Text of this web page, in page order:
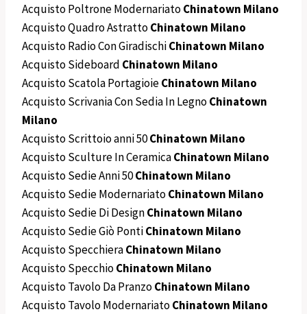
Acquisto Poltrone ModernariatoChinatown Milano
Acquisto Quadro AstrattoChinatown Milano
Acquisto Radio Con GiradischiChinatown Milano
Acquisto Sideboard Chinatown Milano
Acquisto Scatola PortagioieChinatown Milano
Acquisto Scrivania Con Sedia In LegnoChinatown
Milano
Acquisto Scrittoio anni 50Chinatown Milano
Acquisto Sculture In CeramicaChinatown Milano
Acquisto Sedie Anni 50Chinatown Milano
Acquisto Sedie ModernariatoChinatown Milano
Acquisto Sedie Di DesignChinatown Milano
Acquisto Sedie Giò PontiChinatown Milano
Acquisto SpecchieraChinatown Milano
Acquisto SpecchioChinatown Milano
Acquisto Tavolo Da PranzoChinatown Milano
Acquisto Tavolo ModernariatoChinatown Milano